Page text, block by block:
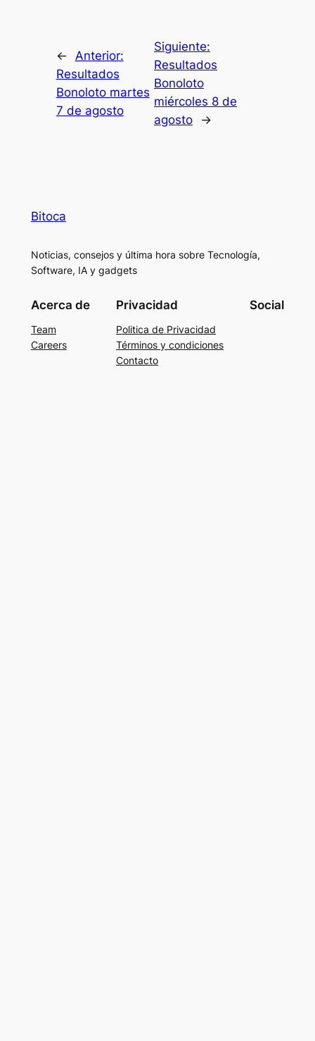
←
Anterior:
Resultados
Bonoloto martes
7 de agosto
Siguiente:
Resultados
Bonoloto
miércoles 8 de
agosto
→
Bitoca
Noticias, consejos y última hora sobre Tecnología,
Software, IA y gadgets
Acerca de
Team
Careers
Privacidad
Politica de Privacidad
Términos y condiciones
Contacto
Social